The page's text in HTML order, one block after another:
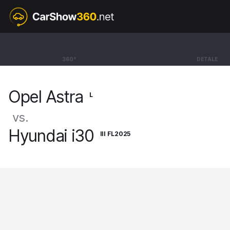
360° DETALE
Opel Astra
Opel Astra L
vs.
Hyundai i30 III FL2025